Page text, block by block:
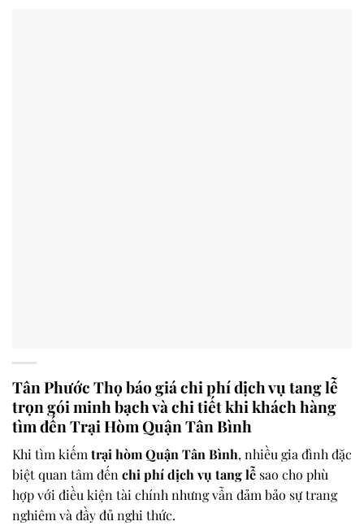
Tân Phước Thọ báo giá chi phí dịch vụ tang lễ
trọn gói minh bạch và chi tiết khi khách hàng
tìm đếnTrại Hòm Quận Tân Bình
Khi tìm kiếm trại hòm Quận Tân Bình, nhiều gia đình đặc
biệt quan tâm đến chi phí dịch vụ tang lễ sao cho phù
hợp với điều kiện tài chính nhưng vẫn đảm bảo sự trang
nghiêm và đầy đủ nghi thức.